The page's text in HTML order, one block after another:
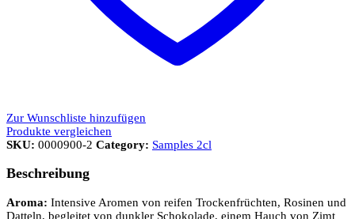
Zur Wunschliste hinzufügen
Produkte vergleichen
SKU: 0000900-2 Category: Samples 2cl
Beschreibung
Aroma: Intensive Aromen von reifen Trockenfrüchten, Rosinen und
Datteln, begleitet von dunkler Schokolade, einem Hauch von Zimt